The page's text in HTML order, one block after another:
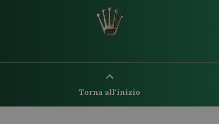
Torna all'inizio